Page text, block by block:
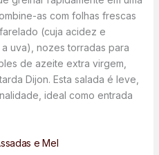
as com folhas frescas
(cuja acidez e
uva), nozes torradas para
de azeite extra virgem,
Dijon. Esta salada é leve,
ideal como entrada
e Mel